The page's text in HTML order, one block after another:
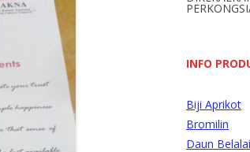
r
INFO
Biji Aprikot
Bromilin
Daun